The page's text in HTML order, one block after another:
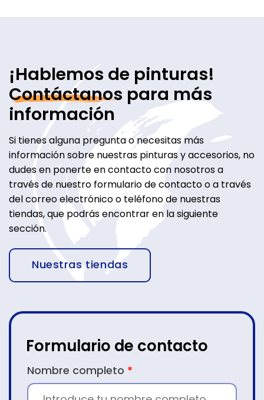
¡Hablemos de pinturas!
Contáctanospara más
información
Si tienes alguna pregunta o necesitas más
información sobre nuestras pinturas y accesorios, no
dudes en ponerte en contacto con nosotros a
través de nuestro formulario de contacto o a través
del correo electrónico o teléfono de nuestras
tiendas, que podrás encontrar en la siguiente
sección.
Nuestras tiendas
Formulario de contacto
CONTACTO
Nombre completo *